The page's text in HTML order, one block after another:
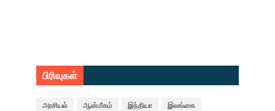
பிரிவுகள்
அரசியல் ஆன்மீகம் இந்தியா இலங்கை